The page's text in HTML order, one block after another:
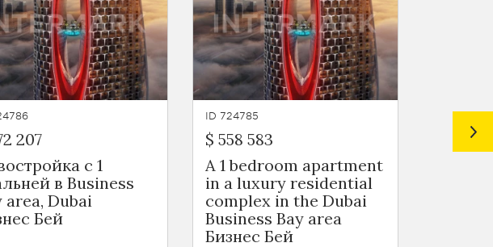
207
с 1
в Business
area, Dubai
Бей
ID 724785
$ 558 583
A 1 bedroom apartment
in a luxury residential
complex in the Dubai
Business Bay area
Бизнес Бей
ID 724784
$ 572